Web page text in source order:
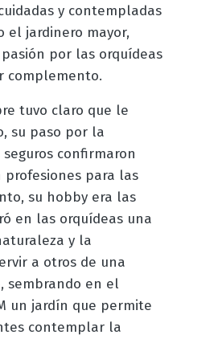
y contempladas
el jardinero mayor,
por las orquídeas
complemento.
tuvo claro que le
su paso por la
confirmaron
profesiones para las
su hobby era las
en las orquídeas una
y la
a otros de una
sembrando en el
un jardín que permite
contemplar la